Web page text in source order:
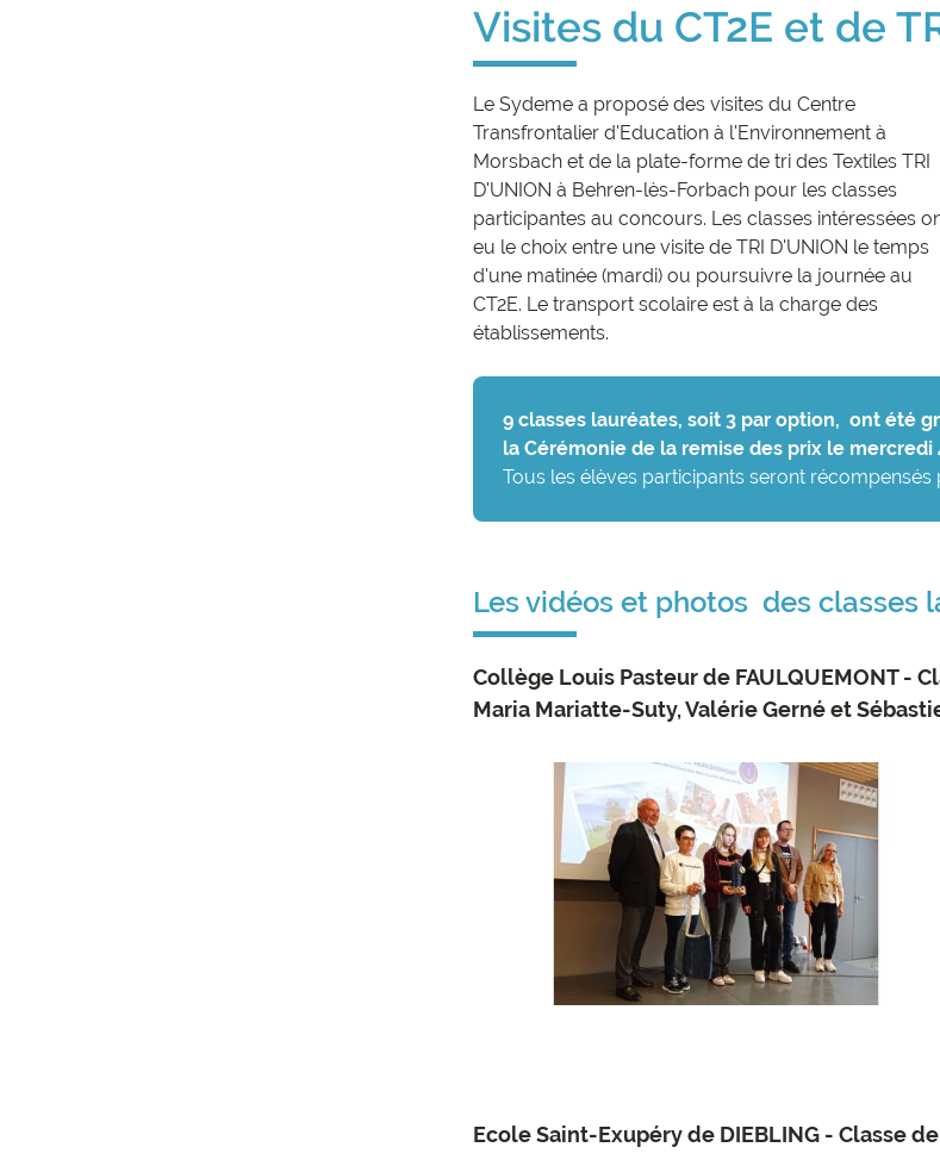
Visites du CT2E et de
Le Sydeme a proposé des visites du Centre
Transfrontalier d'Education à l'Environnement à
Morsbach et de la plate-forme de tri des Textiles TRI
D'UNION à Behren-lès-Forbach pour les classes
participantes au concours. Les classes intéressées
eu le choix entre une visite de TRI D'UNION le temps
d'une matinée (mardi) ou poursuivre la journée au
CT2E. Le transport scolaire est à la charge des
établissements.
9 classes lauréates, soit 3 par option, ont été
la Cérémonie de la remise des prix le mercredi
Tous les élèves participants seront
Les vidéos et photos des classes
Collège Louis Pasteur de FAULQUEMONT -
Maria Mariatte-Suty, Valérie Gerné et
Ecole Saint-Exupéry de DIEBLING - Classe